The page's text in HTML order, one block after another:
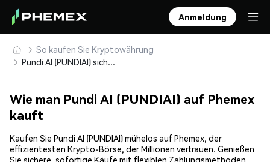
Anmeldung
So kaufen Sie Kryptowährung
Pundi AI (PUNDIAI) sicher kaufen und speichern
Wie man Pundi AI (PUNDIAI) auf Phemex
kauft
Kaufen Sie Pundi AI (PUNDIAI) mühelos auf Phemex, der
effizientesten Krypto-Börse, der Millionen vertrauen. Genießen